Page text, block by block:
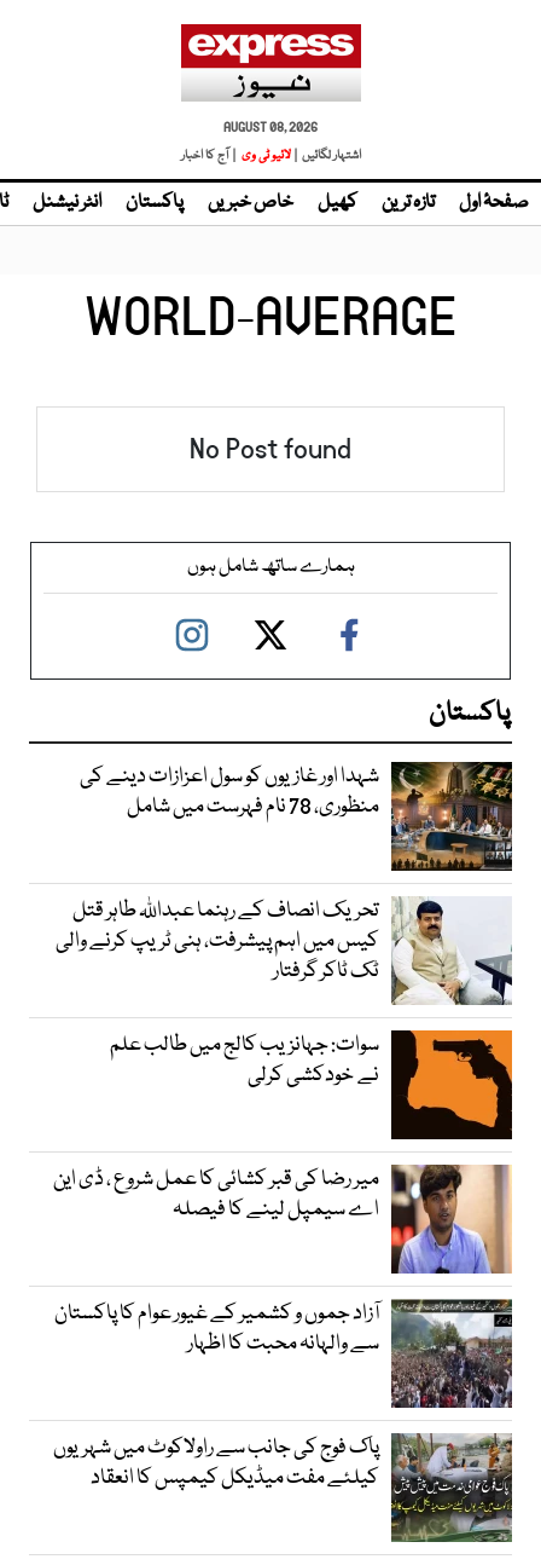
AUGUST 08, 2026
اشتہار لگائیں | لائیو ٹی وی | آج کا اخبار
صفحۂ اول تازہ ترین کھیل خاص خبریں پاکستان انٹر نیشنل
WORLD-AVERAGE
No Post found
ہمارے ساتھ شامل ہوں
پاکستان
شہدا اور غازیوں کو سول اعزازات دینے کی
منظوری، 78 نام فہرست میں شامل
تحریک انصاف کے رہنما عبداللہ طاہر قتل
کیس میں اہم پیشرفت، ہنی ٹریپ کرنے والی
ٹک ٹاکر گرفتار
سوات: جہانزیب کالج میں طالب علم
نے خودکشی کرلی
میر رضا کی قبر کشائی کا عمل شروع ، ڈی این
اے سیمپل لینے کا فیصلہ
آزاد جموں و کشمیر کے غیور عوام کا پاکستان
سے والہانہ محبت کا اظہار
پاک فوج کی جانب سے راولاکوٹ میں شہریوں
کیلئے مفت میڈیکل کیمپس کا انعقاد